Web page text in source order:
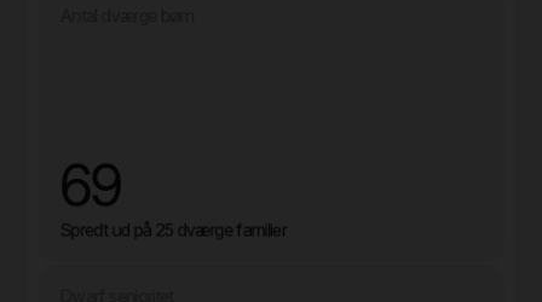
69
Spredt ud på 25 dværge familier